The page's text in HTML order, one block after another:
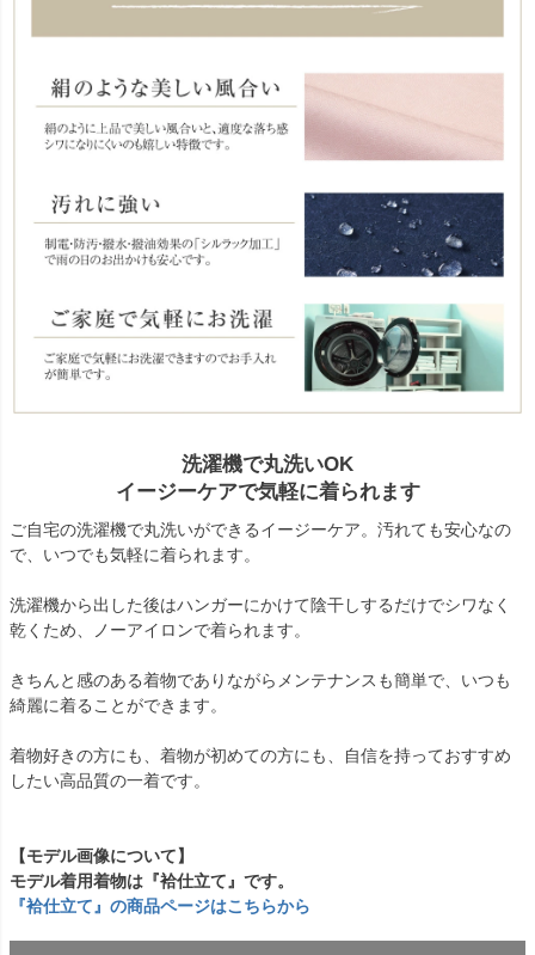
洗濯機で丸洗いOK
イージーケアで気軽に着られます
ご自宅の洗濯機で丸洗いができるイージーケア。汚れても安心なの
で、いつでも気軽に着られます。
洗濯機から出した後はハンガーにかけて陰干しするだけでシワなく
乾くため、ノーアイロンで着られます。
きちんと感のある着物でありながらメンテナンスも簡単で、いつも
綺麗に着ることができます。
着物好きの方にも、着物が初めての方にも、自信を持っておすすめ
したい高品質の一着です。
【モデル画像について】
モデル着用着物は『袷仕立て』です。
『袷仕立て』の商品ページはこちらから